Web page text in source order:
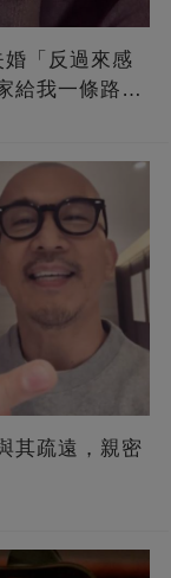
「反過來感
給我一條路
其疏遠，親密